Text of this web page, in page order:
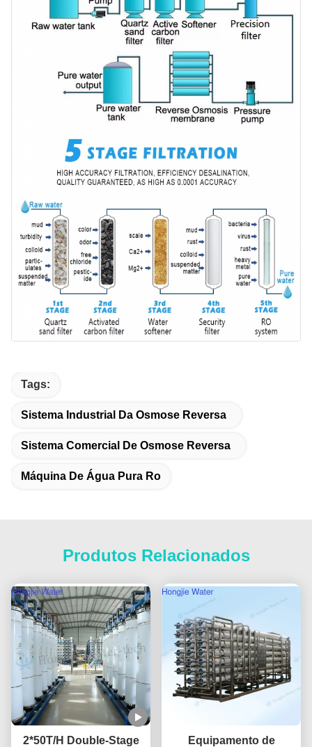
Tags:
Sistema Industrial Da Osmose Reversa
Sistema Comercial De Osmose Reversa
Máquina De Água Pura Ro
Produtos Relacionados
2*50T/H Double-Stage
Equipamento de